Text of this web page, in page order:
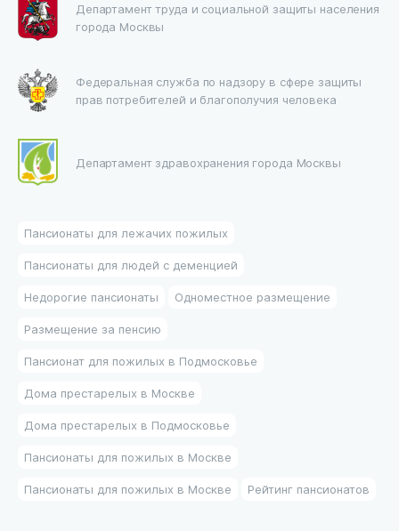
Департамент труда и социальной защиты населения
города Москвы
Федеральная служба по надзору в сфере защиты
прав потребителей и благополучия человека
Департамент здравохранения города Москвы
Пансионаты для лежачих пожилых
Пансионаты для людей с деменцией
Недорогие пансионаты Одноместное размещение
Размещение за пенсию
Пансионат для пожилых в Подмосковье
Дома престарелых в Москве
Дома престарелых в Подмосковье
Пансионаты для пожилых в Москве
Пансионаты для пожилых в Москве Рейтинг пансионатов